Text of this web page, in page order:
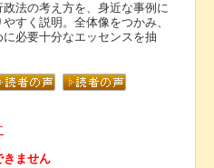
法の考え方を、身近な事例に
すく説明。全体像をつかみ、
必要十分なエッセンスを抽
きません